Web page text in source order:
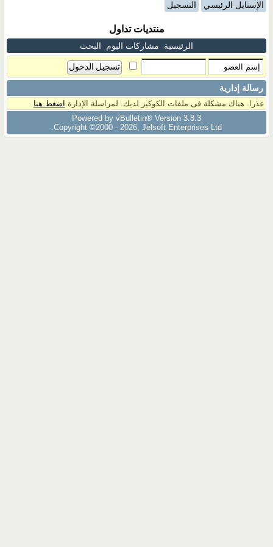
الإستايل الرئيسي التسجيل
منتديات تداول
الرئيسية مشاركات اليوم البحث
رسالة إدارية
عذرا. هناك مشكلة فى ملفات الكوكيز لديك. لمراسلة الإدارة اضغط هنا
Powered by vBulletin® Version 3.8.3
Copyright ©2000 - 2026, Jelsoft Enterprises Ltd.